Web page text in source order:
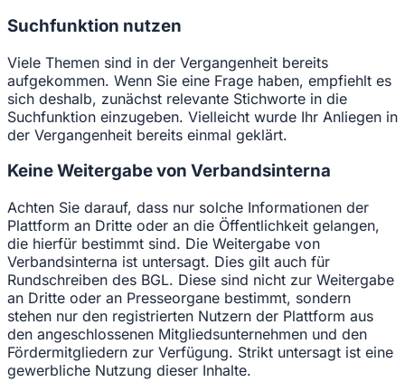
Suchfunktion nutzen
Viele Themen sind in der Vergangenheit bereits
aufgekommen. Wenn Sie eine Frage haben, empfiehlt es
sich deshalb, zunächst relevante Stichworte in die
Suchfunktion einzugeben. Vielleicht wurde Ihr Anliegen in
der Vergangenheit bereits einmal geklärt.
Keine Weitergabe von Verbandsinterna
Achten Sie darauf, dass nur solche Informationen der
Plattform an Dritte oder an die Öffentlichkeit gelangen,
die hierfür bestimmt sind. Die Weitergabe von
Verbandsinterna ist untersagt. Dies gilt auch für
Rundschreiben des BGL. Diese sind nicht zur Weitergabe
an Dritte oder an Presseorgane bestimmt, sondern
stehen nur den registrierten Nutzern der Plattform aus
den angeschlossenen Mitgliedsunternehmen und den
Fördermitgliedern zur Verfügung. Strikt untersagt ist eine
gewerbliche Nutzung dieser Inhalte.